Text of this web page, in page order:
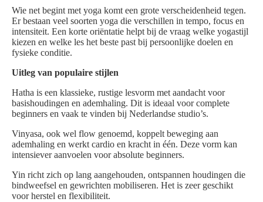
Wie net begint met yoga komt een grote verscheidenheid tegen.
Er bestaan veel soorten yoga die verschillen in tempo, focus en
intensiteit. Een korte oriëntatie helpt bij de vraag welke yogastijl
kiezen en welke les het beste past bij persoonlijke doelen en
fysieke conditie.
Uitleg van populaire stijlen
Hatha is een klassieke, rustige lesvorm met aandacht voor
basishoudingen en ademhaling. Dit is ideaal voor complete
beginners en vaak te vinden bij Nederlandse studio’s.
Vinyasa, ook wel flow genoemd, koppelt beweging aan
ademhaling en werkt cardio en kracht in één. Deze vorm kan
intensiever aanvoelen voor absolute beginners.
Yin richt zich op lang aangehouden, ontspannen houdingen die
bindweefsel en gewrichten mobiliseren. Het is zeer geschikt
voor herstel en flexibiliteit.